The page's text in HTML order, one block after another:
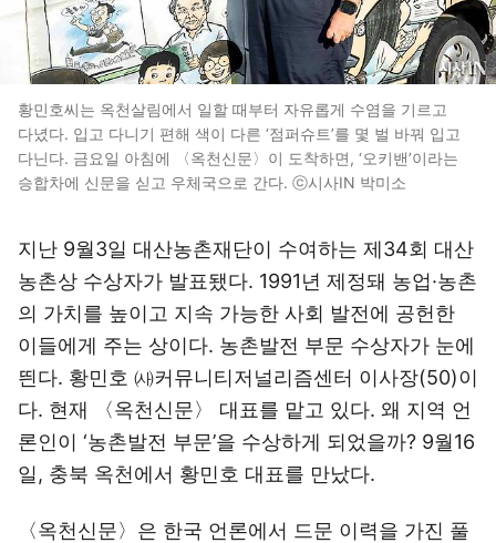
황민호씨는 옥천살림에서 일할 때부터 자유롭게 수염을 기르고
다녔다. 입고 다니기 편해 색이 다른 ‘점퍼슈트’를 몇 벌 바꿔 입고
다닌다. 금요일 아침에 〈옥천신문〉이 도착하면, ‘오키밴’이라는
승합차에 신문을 싣고 우체국으로 간다. ⓒ시사IN 박미소
지난 9월3일 대산농촌재단이 수여하는 제34회 대산
농촌상 수상자가 발표됐다. 1991년 제정돼 농업·농촌
의 가치를 높이고 지속 가능한 사회 발전에 공헌한
이들에게 주는 상이다. 농촌발전 부문 수상자가 눈에
띈다. 황민호 ㈔커뮤니티저널리즘센터 이사장(50)이
다. 현재 〈옥천신문〉 대표를 맡고 있다. 왜 지역 언
론인이 ‘농촌발전 부문’을 수상하게 되었을까? 9월16
일, 충북 옥천에서 황민호 대표를 만났다.
〈옥천신문〉은 한국 언론에서 드문 이력을 가진 풀